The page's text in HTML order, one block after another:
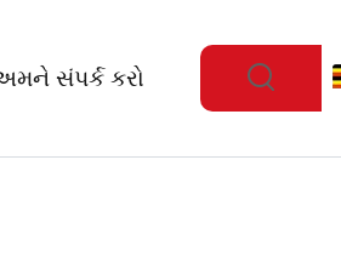
સંપર્ક કરો